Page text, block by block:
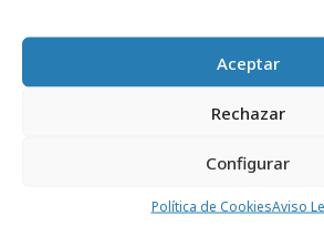
Aceptar
Rechazar
Configurar
Política de CookiesAviso
Un tiempo después pudimos
de la misteriosa